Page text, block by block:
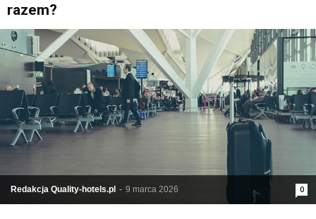
razem?
Redakcja Quality-hotels.pl - 9 marca 2026 0